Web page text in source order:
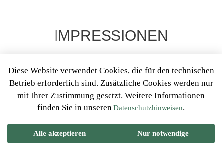
IMPRESSIONEN
ÜBER UNS
Dank unserer Erfahrungen als Pädagogen und Coachs
ist uns klar geworden, dass das Leben ein Non-Stop
Diese Website verwendet Cookies, die für den technischen
Betrieb erforderlich sind. Zusätzliche Cookies werden nur
mit Ihrer Zustimmung gesetzt. Weitere Informationen
finden Sie in unseren Datenschutzhinweisen.
Alle akzeptieren Nur notwendige